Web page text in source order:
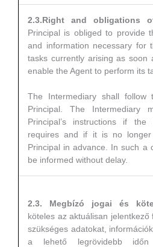
2.3.Right and obligations
Principal is obliged to provide
and information necessary for
tasks currently arising as soon
enable the Agent to perform its
The Intermediary shall follow
Principal. The Intermediary
Principal’s instructions if the
requires and if it is no
Principal in advance. In such a
be informed without delay.
2.3. Megbízó jogai és
köteles az aktuálisan
szükséges adatokat,
a lehető legrövidebb